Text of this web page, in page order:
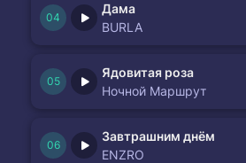
Дама
BURLA
Ядовитая роза
Ночной Маршрут
Завтрашним днём
ENZRO